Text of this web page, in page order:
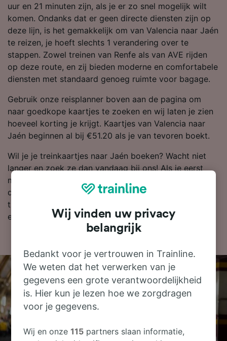
uur en 21 minuten zijn, als je er zo snel mogelijk wilt
komen. Ondanks dat er geen directe diensten zijn op
deze lijn, is het gemakkelijk om van Valencia naar Jaén
te reizen, je hoeft slechts 1 verandering over te
stappen. Zowel treinen van Renfe als van AVE rijden
op deze route, en zij bieden moderne en comfortabele
diensten met standaard genoeg ruimte voor bagage.
Gebruik onze reisplanner boven aan de pagina om
naar goedkope kaartjes te zoeken en wij laten je zien
hoeveel korting je krijgt. Kaartjes van Valencia naar
Jaén beginnen al bij €51.20 als je van tevoren boekt.
Wil je je treinkaartjes naar Jaén boeken? Wacht niet
langer en zoek ze dan vandaag bij ons! Als je eerst
meer wilt weten over je reis, vind je hieronder onze
dienstregeling, tips voor het boeken van goedkope
treinkaartjes en veelgestelde vragen, zoals de eerste
en laatste treinen.Wij vinden uw privacy
belangrijk
Bedankt voor je vertrouwen in Trainline.
We weten dat het verwerken van je
gegevens een grote verantwoordelijkheid
is. Hier kun je lezen hoe we zorgdragen
voor je gegevens.
Wij en onze115 partners slaan informatie,